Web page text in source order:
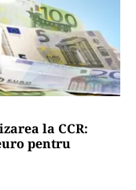
nu sunt
Explicația